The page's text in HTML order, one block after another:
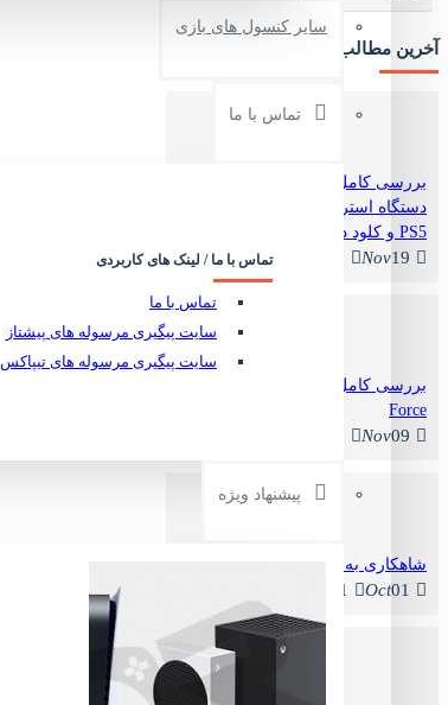
سایر کنسول های بازی
تماس با ما
تماس با ما / لینک های کاربردی
تماس با ما
سایت پیگیری مرسوله های پیشتاز
سایت پیگیری مرسوله های تیپاکس
پیشنهاد ویژه
آخرین مطالب وبلاگ
دستگاه استریم گیمینگ سونی برای
PS5 و کلود در سال ۲۰۲۵
19
Nov
Force
09
Nov
شاهکاری به نام Ghost of Yotei
01
Oct
1